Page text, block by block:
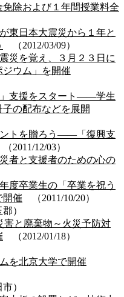
除および１年間授業料全
東日本大震災から１年と
（2012/03/09）
災を覚え、３月２３日に
ウム」を開催
支援をスタート――学生
の配布などを展開
トを贈ろう――「復興支
2011/12/03）
者と支援者のための心の
度卒業生の「卒業を祝う
開催 （2011/10/20）
）
害と廃棄物～火災予防対
（2012/01/18）
を北京大学で開催
）